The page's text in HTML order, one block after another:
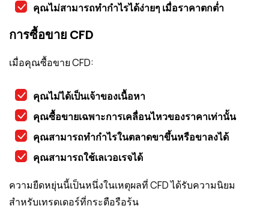
คุณไม่สามารถทำกำไรได้ง่ายๆ เมื่อราคาตกต่ำ
การซื้อขาย CFD
เมื่อคุณซื้อขาย CFD:
คุณไม่ได้เป็นเจ้าของเนื้อหา
คุณซื้อขายเฉพาะการเคลื่อนไหวของราคาเท่านั้น
คุณสามารถทำกำไรในตลาดขาขึ้นหรือขาลงได้
คุณสามารถใช้เลเวอเรจได้
ความยืดหยุ่นนี้เป็นหนึ่งในเหตุผลที่ CFD ได้รับความนิยม
สำหรับเทรดเดอร์ที่กระตือรือร้น